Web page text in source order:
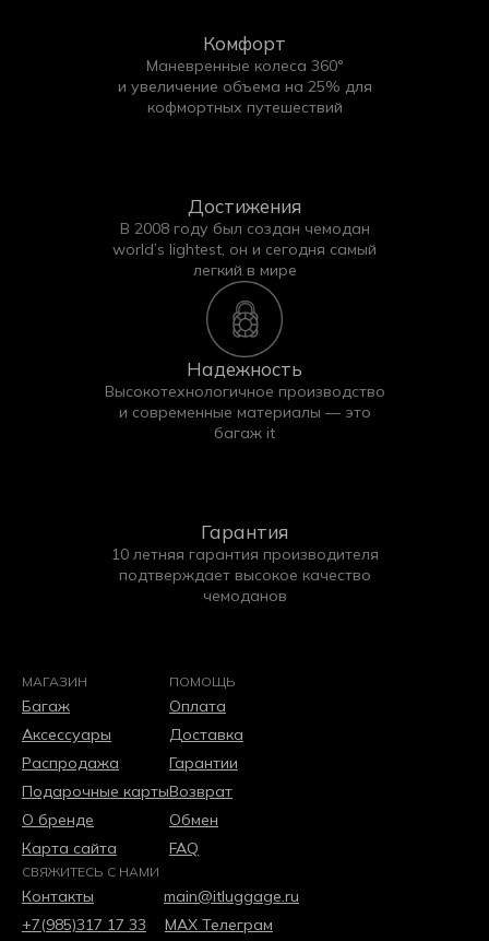
Покупайте чехлы iTCOVERS — мы гарантируем
быструю доставку и высокое качество каждого
Комфорт
Маневренные колеса 360°
и увеличение объема на 25% для
кофмортных путешествий
Достижения
В 2008 году был создан чемодан
world’s lightest, он и сегодня самый
легкий в мире
Надежность
Высокотехнологичное производство
и современные материалы — это
багаж it
Гарантия
10 летняя гарантия производителя
подтверждает высокое качество
чемоданов
МАГАЗИН
Багаж
Аксессуары
Распродажа
Подарочные карты
О бренде
Карта сайта
ПОМОЩЬ
Оплата
Доставка
Гарантии
Возврат
Обмен
FAQ
СВЯЖИТЕСЬ С НАМИ
Контакты
main@itluggage.ru
+7(985)317 17 33
МАХ Телеграм